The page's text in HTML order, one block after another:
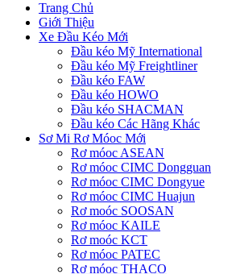
Trang Chủ
Giới Thiệu
Xe Đầu Kéo Mới
Đầu kéo Mỹ International
Đầu kéo Mỹ Freightliner
Đầu kéo FAW
Đầu kéo HOWO
Đầu kéo SHACMAN
Đầu kéo Các Hãng Khác
Sơ Mi Rơ Móoc Mới
Rơ móoc ASEAN
Rơ móoc CIMC Dongguan
Rơ móoc CIMC Dongyue
Rơ móoc CIMC Huajun
Rơ moóc SOOSAN
Rơ móoc KAILE
Rơ moóc KCT
Rơ móoc PATEC
Rơ móoc THACO